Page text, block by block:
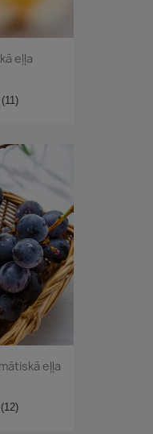
eļļa
(11)
eļļa
(12)